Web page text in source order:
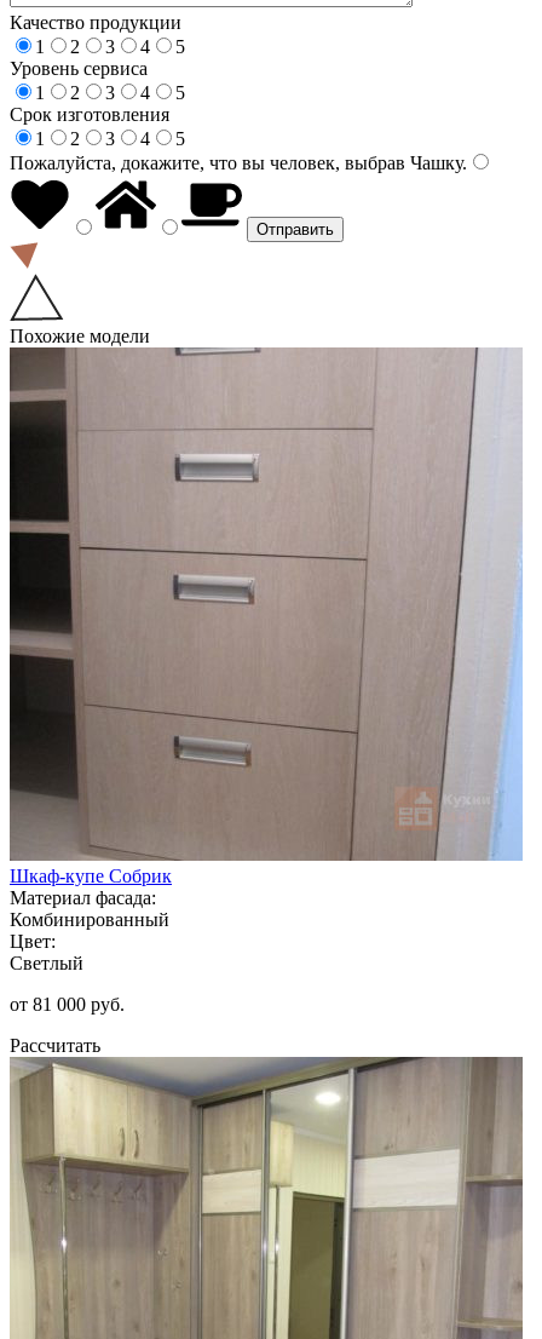
Качество продукции
1
2 3 4
5
Уровень сервиса
1
2 3 4
5
Срок изготовления
1
2 3 4
5
Пожалуйста, докажите, что вы человек, выбрав Чашку.
Похожие модели
Шкаф-купе Собрик
Материал фасада:
Комбинированный
Цвет:
Светлый
от 81 000 руб.
Рассчитать